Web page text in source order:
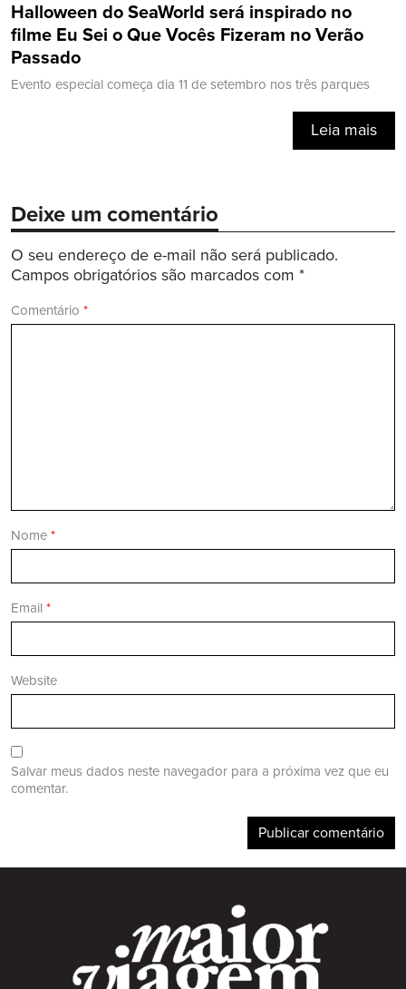
Halloween do SeaWorld será inspirado no
filme Eu Sei o Que Vocês Fizeram no Verão
Passado
Evento especial começa dia 11 de setembro nos três parques
Leia mais
Deixe um comentário
O seu endereço de e-mail não será publicado.
Campos obrigatórios são marcados com *
Comentário *
Nome *
Email *
Website
Salvar meus dados neste navegador para a próxima vez que eu
comentar.